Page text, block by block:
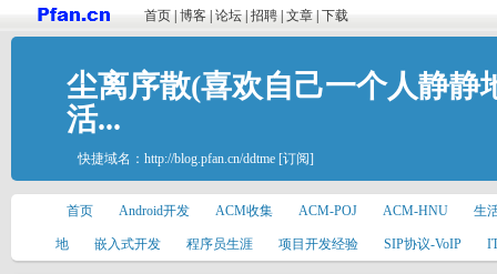
首页 博客 论坛 招聘 文章 下载
尘离序散(喜欢自己一个人静静
活...
快捷域名： http://blog.pfan.cn/ddtme [订阅]
首页 Android开发 ACM收集 ACM-POJ ACM-HNU 生
地 嵌入式开发 程序员生涯 项目开发经验 SIP协议-VoIP